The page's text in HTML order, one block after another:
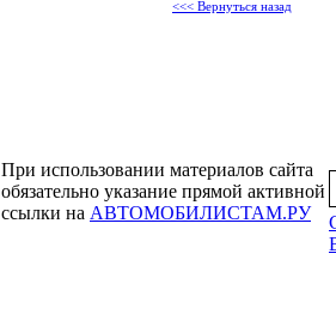
<<< Вернуться назад
При использовании материалов сайта
обязательно указание прямой активной
ссылки на АВТОМОБИЛИСТАМ.РУ